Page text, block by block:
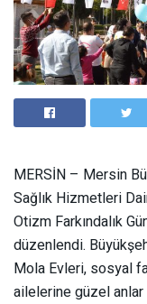
MERSİN – Mersin
Sağlık Hizmetleri
Otizm Farkındalık
düzenlendi.
Mola Evleri, sosyal
ailelerine güzel anlar